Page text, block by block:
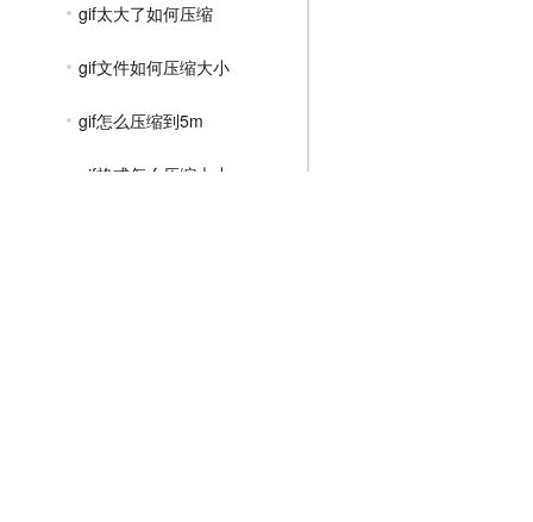
gif太大了如何压缩
gif文件如何压缩大小
gif怎么压缩到5m
gif格式怎么压缩大小